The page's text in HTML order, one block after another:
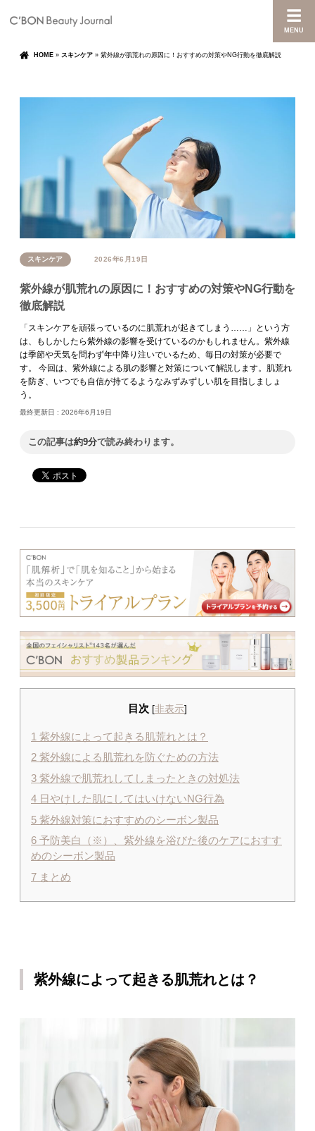
MENU
HOME » スキンケア » 紫外線が肌荒れの原因に！おすすめの対策やNG行動を徹底解説
スキンケア 2026年6月19日
紫外線が肌荒れの原因に！おすすめの対策やNG行動を
徹底解説
「スキンケアを頑張っているのに肌荒れが起きてしまう……」という方
は、もしかしたら紫外線の影響を受けているのかもしれません。紫外線
は季節や天気を問わず年中降り注いでいるため、毎日の対策が必要で
す。 今回は、紫外線による肌の影響と対策について解説します。肌荒れ
を防ぎ、いつでも自信が持てるようなみずみずしい肌を目指しましょ
う。
最終更新日 : 2026年6月19日
この記事は約9分で読み終わります。
目次 [非表示]
1 紫外線によって起きる肌荒れとは？
2 紫外線による肌荒れを防ぐための方法
3 紫外線で肌荒れしてしまったときの対処法
4 日やけした肌にしてはいけないNG行為
5 紫外線対策におすすめのシーボン製品
6 予防美白（※）、紫外線を浴びた後のケアにおすす
めのシーボン製品
7 まとめ
紫外線によって起きる肌荒れとは？